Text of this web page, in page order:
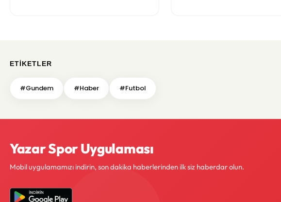
ETIKETLER
#Gundem #Haber #Futbol
Yazar Spor Uygulaması
Mobil uygulamamızı indirin, son dakika haberlerinden ilk siz haberdar olun.